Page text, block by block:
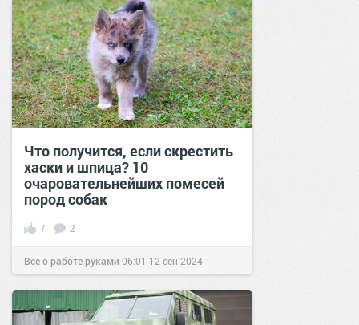
Что получится, если скрестить
хаски и шпица? 10
очаровательнейших помесей
пород собак
7 2
Все о работе руками 06:01 12 сен 2024